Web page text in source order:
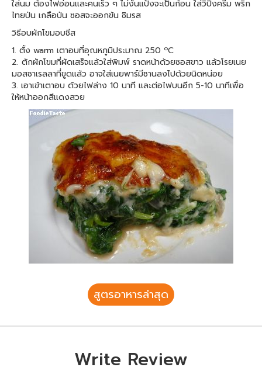
ใส่นม ต้องไฟอ่อนและคนเร็ว ๆ ไม่งั้นแป้งจะเป็นก้อน ใส่วิปิ้งครีม พริก
ไทยป่น เกลือป่น ซอสจะออกข้น ชิมรส
วิธีอบผักโขมอบชีส
1. ตั้ง warm เตาอบที่อุณหภูมิประมาณ 250 oC
2. ตักผักโขมที่ผัดเสร็จแล้วใส่พิมพ์ ราดหน้าด้วยซอสขาว แล้วโรยเนย
มอสซาเรลลาที่ขูดแล้ว อาจใส่เนยพาร์มีซานลงไปด้วยนิดหน่อย
3. เอาเข้าเตาอบ ด้วยไฟล่าง 10 นาที และต่อไฟบนอีก 5-10 นาทีเพื่อ
ให้หน้าออกสีแดงสวย
สูตรอาหารล่าสุด
Write Review